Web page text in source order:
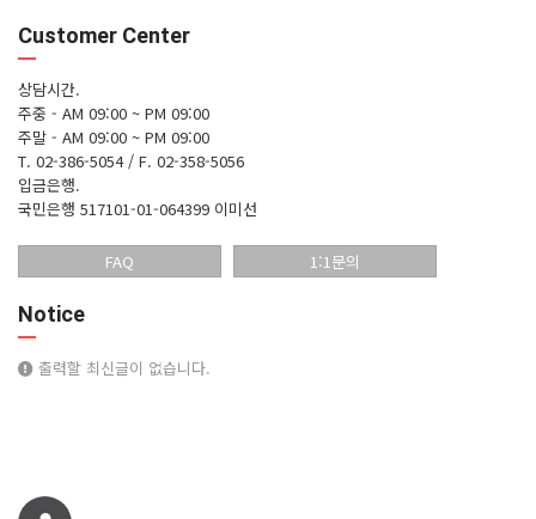
Customer Center
상담시간.
주중 - AM 09:00 ~ PM 09:00
주말 - AM 09:00 ~ PM 09:00
T. 02-386-5054 / F. 02-358-5056
입금은행.
국민은행 517101-01-064399 이미선
FAQ 1:1문의
Notice
출력할 최신글이 없습니다.